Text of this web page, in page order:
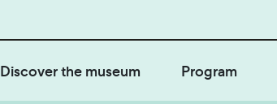
Discover the museum Program